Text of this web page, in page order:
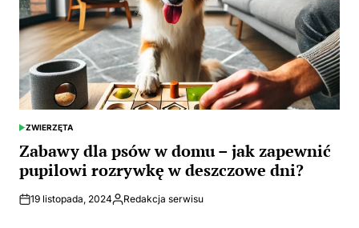
POSTED
IN
ZWIERZĘTA
Zabawy dla psów w domu – jak zapewnić
pupilowi rozrywkę w deszczowe dni?
19 listopada, 2024Opublikowane
Redakcja serwisu